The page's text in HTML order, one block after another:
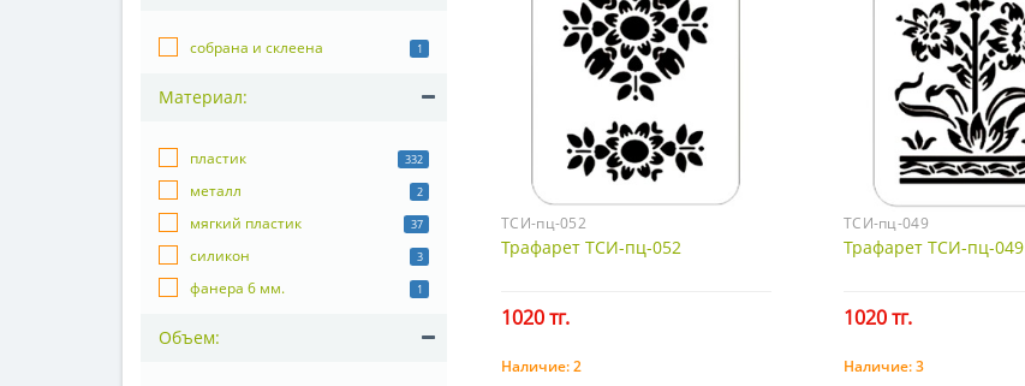
собрана и склеена 1
Материал:
пластик 332
металл 2
мягкий пластик 37
силикон 3
фанера 6 мм. 1
Объем:
ТСИ-пц-052
Трафарет ТСИ-пц-052
1020 тг.
Купить
Наличие:2
ТСИ-пц-049
Трафарет ТСИ-пц-049
1020 тг.
Купить
Наличие:3